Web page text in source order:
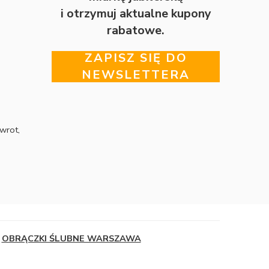
i otrzymuj aktualne kupony
rabatowe.
ZAPISZ SIĘ DO
NEWSLETTERA
OBRĄCZKI ŚLUBNE WARSZAWA